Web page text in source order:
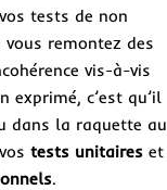
tests de non
vous remontez des
vis-à-vis
exprimé, c’est qu’il
dans la raquette au
tests unitaireset
.